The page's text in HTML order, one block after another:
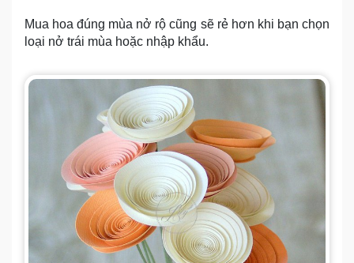
Mua hoa đúng mùa nở rộ cũng sẽ rẻ hơn khi bạn chọn
loại nở trái mùa hoặc nhập khẩu.